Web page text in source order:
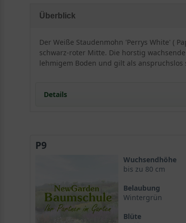
Überblick
Der Weiße Staudenmohn 'Perrys White' (
schwarz-roter Mitte. Die horstig
lehmigem Boden und gilt als
Details
Wuchs und Erscheinungsbild des
Ideale Standortbedingungen für Papaver
Pflanzung und Pflanzabstand
Blüte und Blattwerk von Papaver
Die Blüte: Ein kontrastreiches Schauspiel
P9
Wuchsendhöhe
bis zu 80 cm
Belaubung
Wintergrün
Blüte